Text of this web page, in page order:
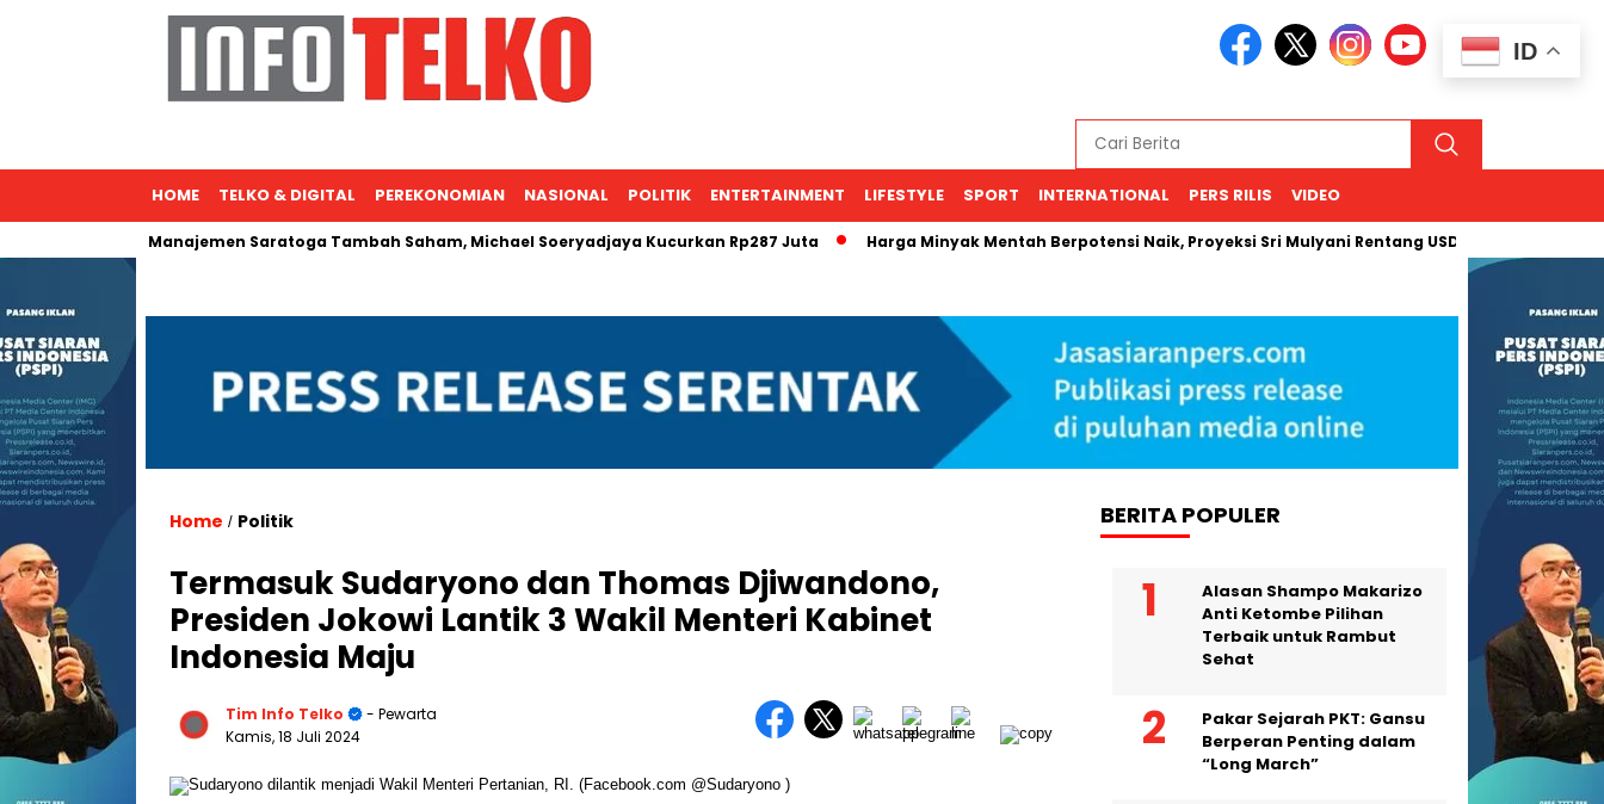
HOME TELKO & DIGITAL PEREKONOMIAN NASIONAL POLITIK ENTERTAINMENT LIFESTYLE SPORT INTERNATIONAL PERS RILIS VIDEO
Manajemen Saratoga Tambah Saham, Michael Soeryadjaya Kucurkan Rp287 Juta Harga Minyak Mentah Berpotensi Naik, Proyeksi Sri Mulyani Rentang USD 66–94
Home / Politik
Termasuk Sudaryono dan Thomas Djiwandono,
Presiden Jokowi Lantik 3 Wakil Menteri Kabinet
Indonesia Maju
Tim Info Telko
- Pewarta
Kamis, 18 Juli 2024
BERITA POPULER
Alasan Shampo Makarizo
Anti Ketombe Pilihan
Terbaik untuk Rambut
Sehat
Pakar Sejarah PKT: Gansu
Berperan Penting dalam
“Long March”
ID